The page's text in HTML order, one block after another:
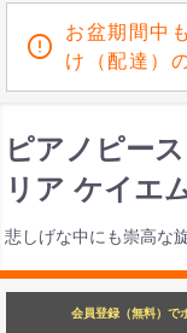
お盆期間中
け（配達）
ピアノピー
リア ケイエ
悲しげな中にも崇高な
会員登録（無料）で